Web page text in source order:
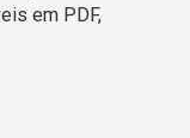
em PDF,